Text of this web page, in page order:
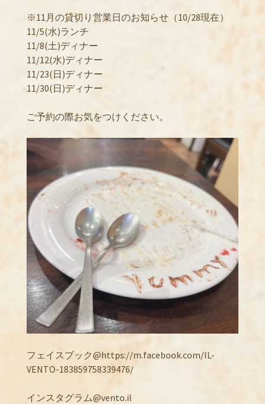
※11月の貸切り営業日のお知らせ（10/28現在）
11/5(水)ランチ
11/8(土)ディナー
11/12(水)ディナー
11/23(日)ディナー
11/30(日)ディナー
ご予約の際お気をつけください。
フェイスブック@https://m.facebook.com/IL-
VENTO-183859758339476/
インスタグラム@vento.il